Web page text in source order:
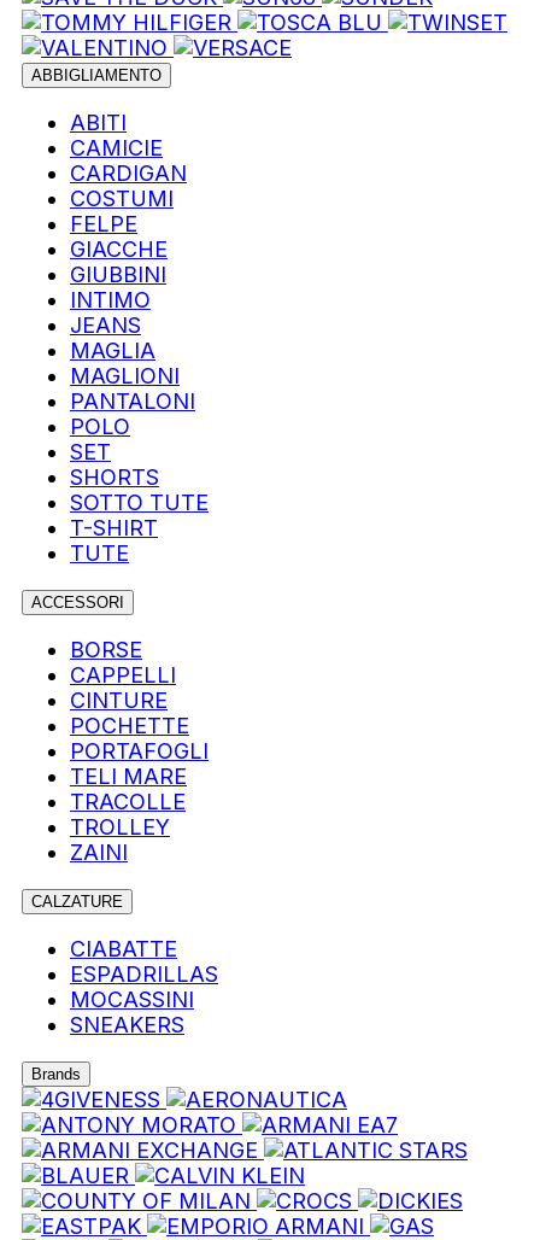
ABBIGLIAMENTO
ABITI
CAMICIE
CARDIGAN
COSTUMI
FELPE
GIACCHE
GIUBBINI
INTIMO
JEANS
MAGLIA
MAGLIONI
PANTALONI
POLO
SET
SHORTS
SOTTO TUTE
T-SHIRT
TUTE
ACCESSORI
BORSE
CAPPELLI
CINTURE
POCHETTE
PORTAFOGLI
TELI MARE
TRACOLLE
TROLLEY
ZAINI
CALZATURE
CIABATTE
ESPADRILLAS
MOCASSINI
SNEAKERS
Brands